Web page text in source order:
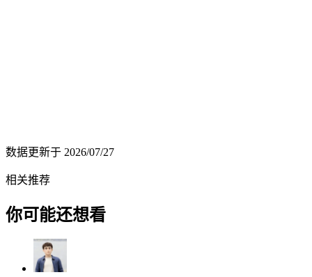
数据更新于 2026/07/27
相关推荐
你可能还想看